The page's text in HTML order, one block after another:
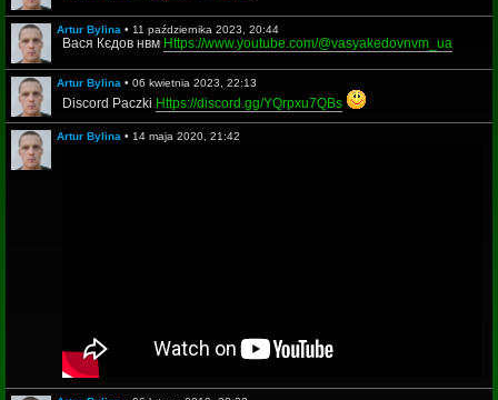
Artur Bylina • 11 października 2023, 20:44
Вася Кєдов нвм Https://www.youtube.com/@vasyakedovnvm_ua
Artur Bylina • 06 kwietnia 2023, 22:13
Discord Paczki Https://discord.gg/YQrpxu7QBs
Artur Bylina • 14 maja 2020, 21:42